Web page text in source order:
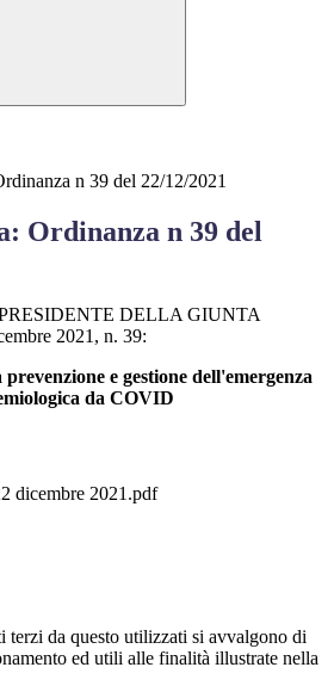
n 39 del 22/12/2021
Ordinanza n 39 del
DELLA GIUNTA
2021, n. 39:
e gestione dell'emergenza
da COVID
dicembre 2021.pdf
terzi da questo utilizzati si avvalgono di
ed utili alle finalità illustrate nella